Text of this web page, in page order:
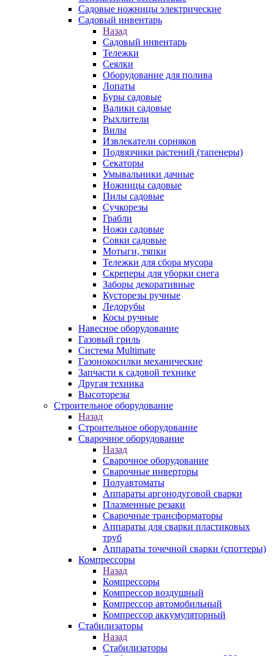
Садовые ножницы электрические
Садовый инвентарь
Назад
Садовый инвентарь
Тележки
Сеялки
Оборудование для полива
Лопаты
Буры садовые
Валики садовые
Рыхлители
Вилы
Извлекатели сорняков
Подвязчики растений (тапенеры)
Секаторы
Умывальники дачные
Ножницы садовые
Пилы садовые
Сучкорезы
Грабли
Ножи садовые
Совки садовые
Мотыги, тяпки
Тележки для сбора мусора
Скреперы для уборки снега
Заборы декоративные
Кусторезы ручные
Ледорубы
Косы ручные
Навесное оборудование
Газовый гриль
Система Multimate
Газонокосилки механические
Запчасти к садовой технике
Другая техника
Высоторезы
Строительное оборудование
Назад
Строительное оборудование
Сварочное оборудование
Назад
Сварочное оборудование
Сварочные инверторы
Полуавтоматы
Аппараты аргонодуговой сварки
Плазменные резаки
Сварочные трансформаторы
Аппараты для сварки пластиковых
труб
Аппараты точечной сварки (споттеры)
Компрессоры
Назад
Компрессоры
Компрессор воздушный
Компрессор автомобильный
Компрессор аккумуляторный
Стабилизаторы
Назад
Стабилизаторы